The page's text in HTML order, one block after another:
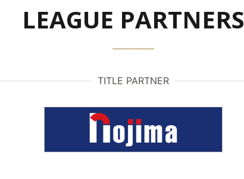
LEAGUE PARTNERS
TITLE PARTNER